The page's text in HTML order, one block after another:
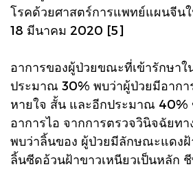
โรคด้วยศาสตร์การแพทย์แผนจีน
18 มีนาคม 2020 [5]
อาการของผู้ป่วยขณะที่เข้ารักษาใ
ประมาณ 30% พบว่าผู้ป่วยมีอากา
หายใจ สั้น และอีกประมาณ 40%
อาการไอ จากการตรวจวินิจฉัยท
พบว่าลิ้นของ ผู้ป่วยมีลักษณะแดงฝ้
ลิ้นซีดอ้วนฝ้าขาวเหนียวเป็นหลัก